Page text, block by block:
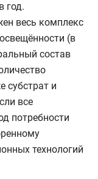
год.
весь комплекс
(в
состав
субстрат и
все
потребности
технологий